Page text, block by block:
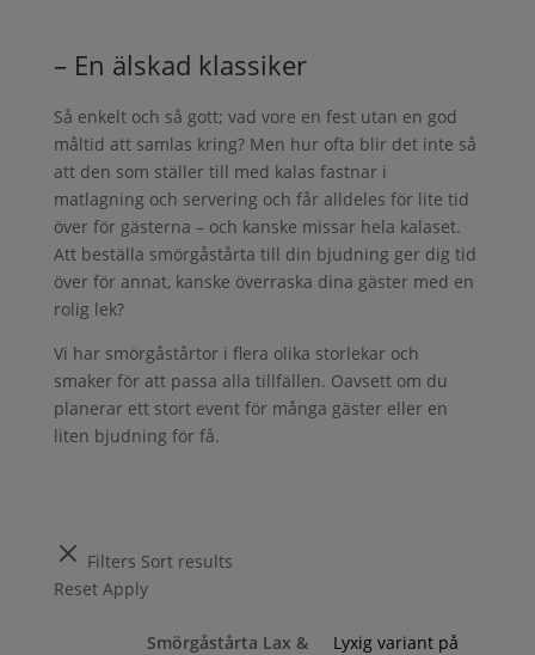
– En älskad klassiker
Så enkelt och så gott; vad vore en fest utan en god
måltid att samlas kring? Men hur ofta blir det inte så
att den som ställer till med kalas fastnar i
matlagning och servering och får alldeles för lite tid
över för gästerna – och kanske missar hela kalaset.
Att beställa smörgåstårta till din bjudning ger dig tid
över för annat, kanske överraska dina gäster med en
rolig lek?
Vi har smörgåstårtor i flera olika storlekar och
smaker för att passa alla tillfällen. Oavsett om du
planerar ett stort event för många gäster eller en
liten bjudning för få.
Filters Sort results
Reset Apply
Smörgåstårta Lax &
Lyxig variant på